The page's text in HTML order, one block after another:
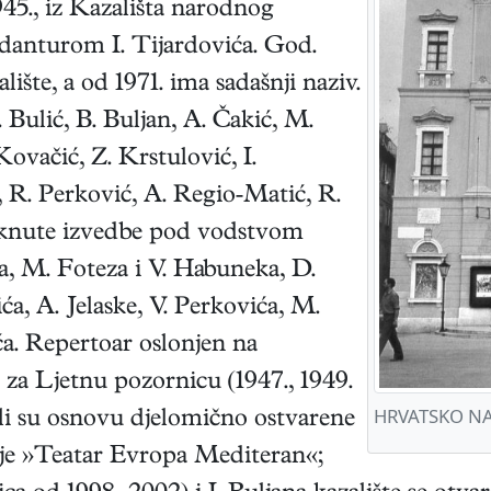
HRVATSKO
iz Kazališta narodnog
I. Tijardovića. God.
a od 1971. ima sadašnji naziv.
B. Buljan, A. Čakić, M.
Z. Krstulović, I.
Perković, A. Regio-Matić, R.
izvedbe pod vodstvom
M. Foteza i V. Habuneka, D.
A. Jelaske, V. Perkovića, M.
Repertoar oslonjen na
Ljetnu pozornicu (1947., 1949.
su osnovu djelomično ostvarene
»Teatar Evropa Mediteran«;